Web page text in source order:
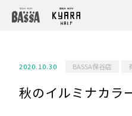
2020.10.30 BASSA保谷店
秋のイルミナカラ